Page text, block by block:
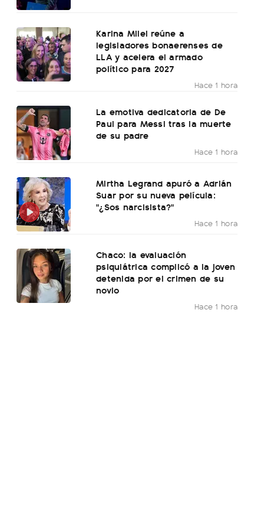
Karina Milei reúne a
legisladores bonaerenses de
LLA y acelera el armado
político para 2027
Hace 1 hora
La emotiva dedicatoria de De
Paul para Messi tras la muerte
de su padre
Hace 1 hora
Mirtha Legrand apuró a Adrián
Suar por su nueva película:
"¿Sos narcisista?"
Hace 1 hora
Chaco: la evaluación
psiquiátrica complicó a la joven
detenida por el crimen de su
novio
Hace 1 hora